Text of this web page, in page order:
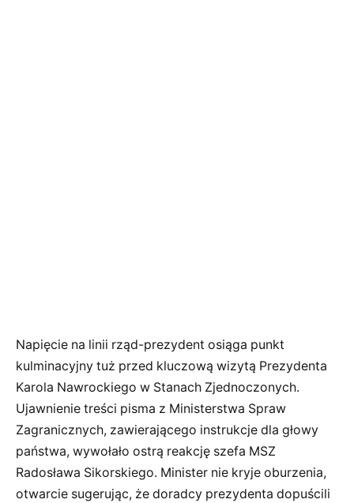
Napięcie na linii rząd-prezydent osiąga punkt
kulminacyjny tuż przed kluczową wizytą Prezydenta
Karola Nawrockiego w Stanach Zjednoczonych.
Ujawnienie treści pisma z Ministerstwa Spraw
Zagranicznych, zawierającego instrukcje dla głowy
państwa, wywołało ostrą reakcję szefa MSZ
Radosława Sikorskiego. Minister nie kryje oburzenia,
otwarcie sugerując, że doradcy prezydenta dopuścili